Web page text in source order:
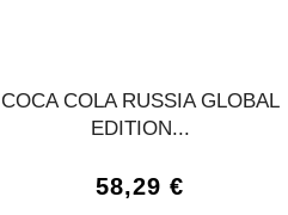
COCA COLA RUSSIA GLOBAL
EDITION...
58,29 €